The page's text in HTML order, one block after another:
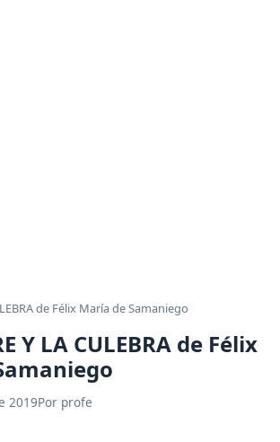
de Félix María de Samaniego
Y LA CULEBRA de Félix
2019Por profe